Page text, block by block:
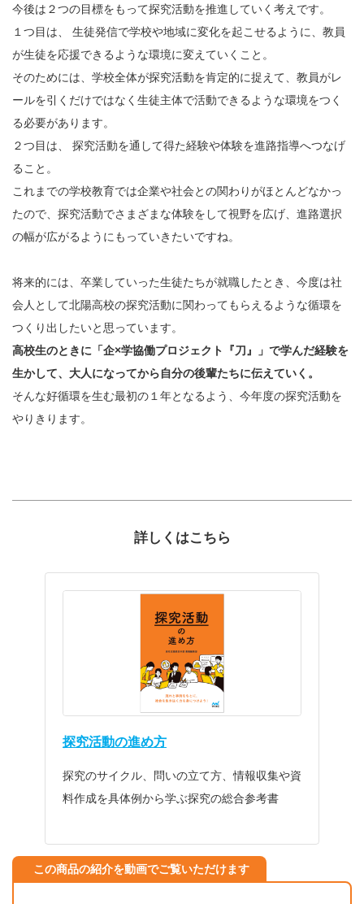
今後は２つの目標をもって探究活動を推進していく考えです。
１つ目は、 生徒発信で学校や地域に変化を起こせるように、教員
が生徒を応援できるような環境に変えていくこと。
そのためには、学校全体が探究活動を肯定的に捉えて、教員がレ
ールを引くだけではなく生徒主体で活動できるような環境をつく
る必要があります。
２つ目は、 探究活動を通して得た経験や体験を進路指導へつなげ
ること。
これまでの学校教育では企業や社会との関わりがほとんどなかっ
たので、探究活動でさまざまな体験をして視野を広げ、進路選択
の幅が広がるようにもっていきたいですね。
将来的には、卒業していった生徒たちが就職したとき、今度は社
会人として北陽高校の探究活動に関わってもらえるような循環を
つくり出したいと思っています。
高校生のときに「企×学協働プロジェクト『刀』」で学んだ経験を
生かして、大人になってから自分の後輩たちに伝えていく。
そんな好循環を生む最初の１年となるよう、今年度の探究活動を
やりきります。
詳しくはこちら
探究活動の進め方
探究のサイクル、問いの立て方、情報収集や資
料作成を具体例から学ぶ探究の総合参考書
この商品の紹介を動画でご覧いただけます